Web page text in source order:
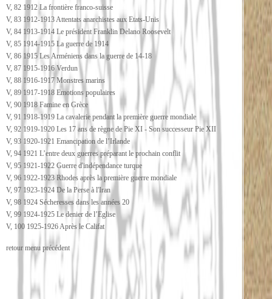
V, 82 1912 La frontière franco-suisse
V, 83 1912-1913 Attentats anarchistes aux Etats-Unis
V, 84 1913-1914 Le président Franklin Delano Roosevelt
V, 85 1914-1915 La guerre de 1914
V, 86 1915 Les Arméniens dans la guerre de 14-18
V, 87 1915-1916 Verdun
V, 88 1916-1917 Monstres marins
V, 89 1917-1918 Emotions populaires
V, 90 1918 Famine en Grèce
V, 91 1918-1919 La cavalerie pendant la première guerre mondiale
V, 92 1919-1920 Les 17 ans de règne de Pie XI - Son successeur Pie XII
V, 93 1920-1921 Emancipation de l’Irlande
V, 94 1921 L’entre deux guerres préparant le prochain conflit
V, 95 1921-1922 Guerre d'indépendance turque
V, 96 1922-1923 Rhodes après la première guerre mondiale
V, 97 1923-1924 De la Perse à l'Iran
V, 98 1924 Sécheresses dans les années 20
V, 99 1924-1925 Le denier de l’Eglise
V, 100 1925-1926 Après le Califat
retour menu précédent